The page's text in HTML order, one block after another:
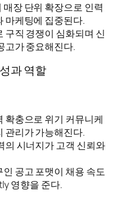
장 단위 확장으로 인력
마케팅에 집중된다.
구직 경쟁이 심화되며 신
고가 중요해진다.
과 역할
확충으로 위기 커뮤니케
관리가 가능해진다.
의 시너지가 고객 신뢰와
공고 포맷이 채용 속도
영향을 준다.